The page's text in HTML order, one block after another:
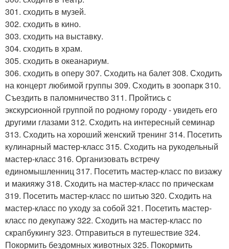
301. сходить в музей.
302. сходить в кино.
303. сходить на выставку.
304. сходить в храм.
305. сходить в океанариум.
306. сходить в оперу 307. Сходить на балет 308. Сходить
на концерт любимой группы 309. Сходить в зоопарк 310.
Съездить в паломничество 311. Пройтись с
экскурсионной группой по родному городу - увидеть его
другими глазами 312. Сходить на интересный семинар
313. Сходить на хороший женский тренинг 314. Посетить
кулинарный мастер-класс 315. Сходить на рукодельный
мастер-класс 316. Организовать встречу
единомышленниц 317. Посетить мастер-класс по визажу
и макияжу 318. Сходить на мастер-класс по прическам
319. Посетить мастер-класс по шитью 320. Сходить на
мастер-класс по уходу за собой 321. Посетить мастер-
класс по декупажу 322. Сходить на мастер-класс по
скрапбукингу 323. Отправиться в путешествие 324.
Покормить бездомных животных 325. Покормить